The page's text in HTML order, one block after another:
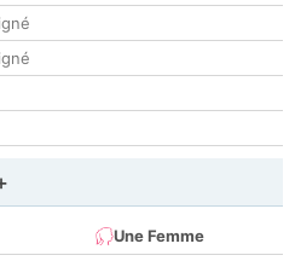
Une Femme